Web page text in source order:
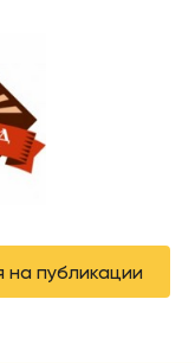
на публикации